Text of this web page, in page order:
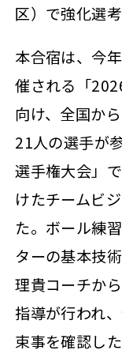
区）で強化選
本合宿は、今
催される「
向け、全国か
21人の選手が
選手権大会」
けたチームビ
た。ボール練
ターの基本技
理貴コーチか
指導が行われ
束事を確認し